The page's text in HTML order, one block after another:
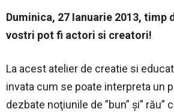
Duminica, 27 Ianuarie 2013, timp
vostri pot fi actori si creatori!
La acest atelier de creatie si
invata cum se poate interpreta un
dezbate noţiunile de ”bun” şi” rău”